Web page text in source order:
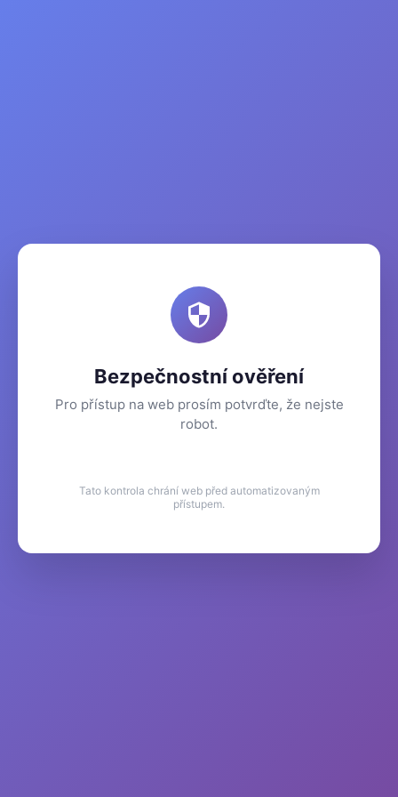
Bezpečnostní ověření
Pro přístup na web prosím potvrďte, že nejste
robot.
Tato kontrola chrání web před automatizovaným
přístupem.